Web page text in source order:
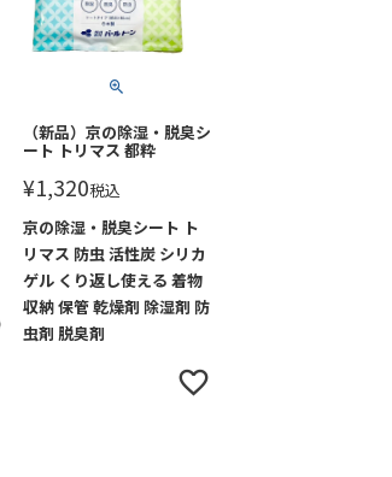
（新品）京の除湿・脱臭シ
ート トリマス 都粋
¥1,320税込
京の除湿・脱臭シート ト
リマス 防虫 活性炭 シリカ
ゲル くり返し使える 着物
収納 保管 乾燥剤 除湿剤 防
虫剤 脱臭剤